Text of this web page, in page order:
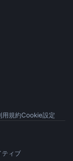
用規約Cookie設定
ティブ